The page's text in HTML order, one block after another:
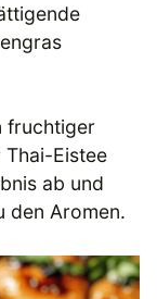
fruchtiger
Eistee
ab und
den Aromen.